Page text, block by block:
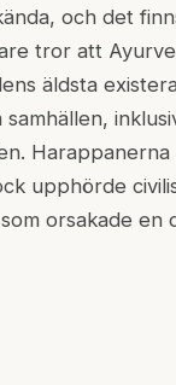
och det
tror att
äldsta
upphörde
orsakade en